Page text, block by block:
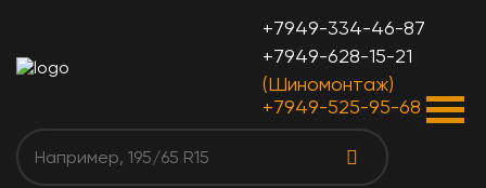
+7949-334-46-87
+7949-628-15-21
(Шиномонтаж)
+7949-525-95-68